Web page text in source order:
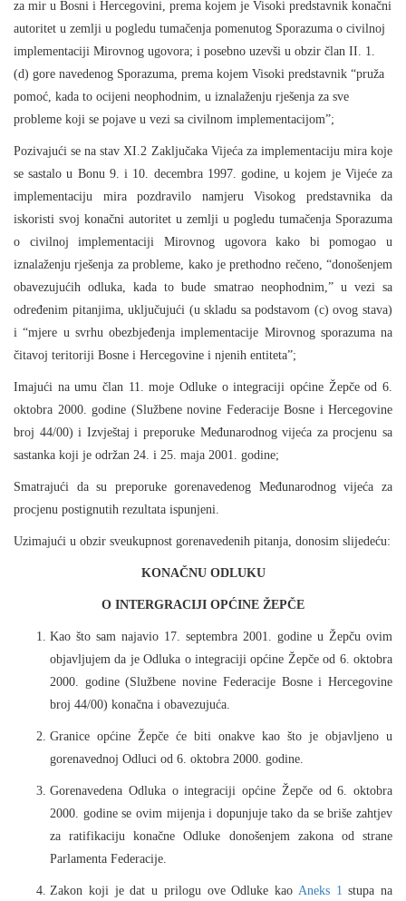
za mir u Bosni i Hercegovini, prema kojem je Visoki predstavnik konačni
autoritet u zemlji u pogledu tumačenja pomenutog Sporazuma o civilnoj
implementaciji Mirovnog ugovora; i posebno uzevši u obzir član II. 1.
(d) gore navedenog Sporazuma, prema kojem Visoki predstavnik “pruža
pomoć , kada to ocijeni neophodnim, u iznalaženju rješenja za sve
probleme koji se pojave u vezi sa civilnom implementacijom”;
Pozivajući se na stav XI.2 Zaključaka Vijeća za implementaciju mira koje
se sastalo u Bonu 9. i 10. decembra 1997. godine, u kojem je Vijeće za
implementaciju mira pozdravilo namjeru Visokog predstavnika da
iskoristi svoj konačni autoritet u zemlji u pogledu tumačenja Sporazuma
o civilnoj implementaciji Mirovnog ugovora kako bi pomogao u
iznalaženju rješenja za probleme, kako je prethodno rečeno, “donošenjem
obavezujućih odluka, kada to bude smatrao neophodnim,” u vezi sa
određenim pitanjima, uključujući (u skladu sa podstavom (c) ovog stava)
i “mjere u svrhu obezbjeđenja implementacije Mirovnog sporazuma na
čitavoj teritoriji Bosne i Hercegovine i njenih entiteta”;
Imajući na umu član 11. moje Odluke o integraciji općine Žepče od 6.
oktobra 2000. godine (Službene novine Federacije Bosne i Hercegovine
broj 44/00) i Izvještaj i preporuke Međunarodnog vijeća za procjenu sa
sastanka koji je održan 24. i 25. maja 2001. godine;
Smatrajući da su preporuke gorenavedenog Međunarodnog vijeća za
procjenu postignutih rezultata ispunjeni.
Uzimajući u obzir sveukupnost gorenavedenih pitanja, donosim slijedeću:
KONAČNU ODLUKU
O INTERGRACIJI OPĆINE ŽEPČE
Kao što sam najavio 17. septembra 2001. godine u Žepču ovim
objavljujem da je Odluka o integraciji općine Žepče od 6. oktobra
2000. godine (Službene novine Federacije Bosne i Hercegovine
broj 44/00) konačna i obavezujuća.
Granice općine Žepče će biti onakve kao što je objavljeno u
gorenavednoj Odluci od 6. oktobra 2000. godine.
Gorenavedena Odluka o integraciji općine Žepče od 6. oktobra
2000. godine se ovim mijenja i dopunjuje tako da se briše zahtjev
za ratifikaciju konačne Odluke donošenjem zakona od strane
Parlamenta Federacije.
Zakon koji je dat u prilogu ove Odluke kao Aneks 1stupa na